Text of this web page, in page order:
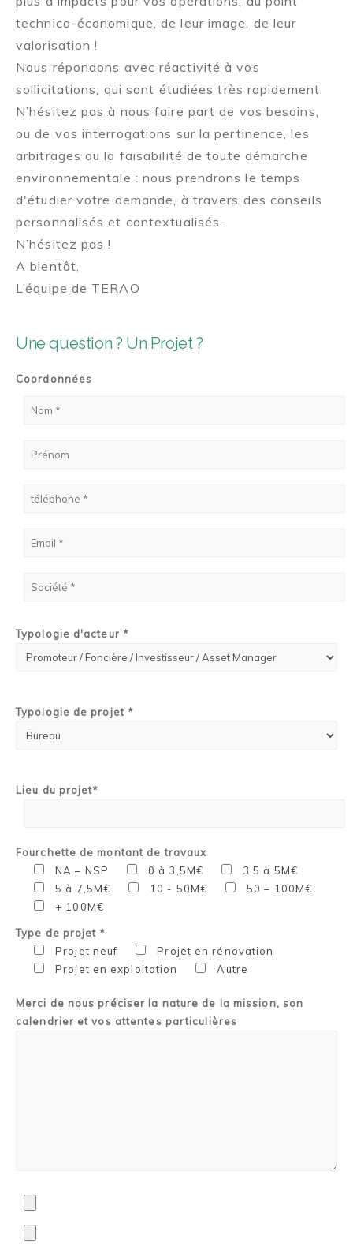
Une question ? Un Projet ?
Coordonnées
Typologie d'acteur *
Typologie de projet *
Lieu du projet*
Fourchette de montant de travaux
NA – NSP
0 à 3,5M€
3,5 à 5M€
5 à 7,5M€
10 - 50M€
50 – 100M€
+ 100M€
Type de projet *
Projet neuf
Projet en rénovation
Projet en exploitation
Autre
Merci de nous préciser la nature de la mission, son
calendrier et vos attentes particulières
technico-économique, de leur image, de leur
valorisation !
Nous répondons avec réactivité à vos
sollicitations, qui sont étudiées très rapidement.
N’hésitez pas à nous faire part de vos besoins,
ou de vos interrogations sur la pertinence, les
arbitrages ou la faisabilité de toute démarche
environnementale : nous prendrons le temps
d'étudier votre demande, à travers des conseils
personnalisés et contextualisés.
N’hésitez pas !
A bientôt,
L’équipe de TERAO